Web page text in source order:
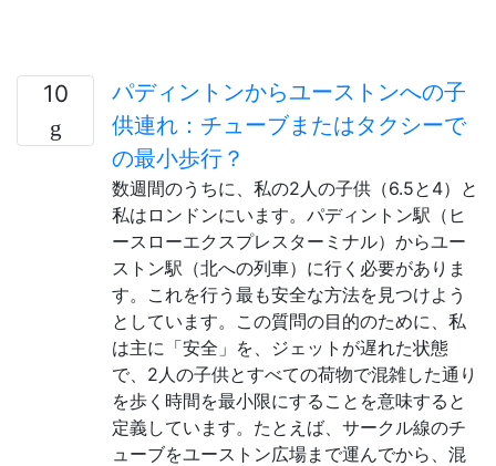
10
パディントンからユーストンへの子
供連れ：チューブまたはタクシーで
の最小歩行？
数週間のうちに、私の2人の子供（6.5と4）と
私はロンドンにいます。パディントン駅（ヒ
ースローエクスプレスターミナル）からユー
ストン駅（北への列車）に行く必要がありま
す。これを行う最も安全な方法を見つけよう
としています。この質問の目的のために、私
は主に「安全」を、ジェットが遅れた状態
で、2人の子供とすべての荷物で混雑した通り
を歩く時間を最小限にすることを意味すると
定義しています。たとえば、サークル線のチ
ューブをユーストン広場まで運んでから、混